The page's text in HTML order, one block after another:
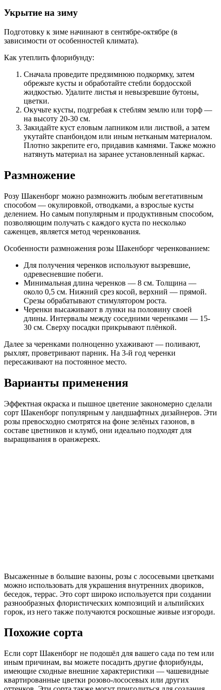
Укрытие на зиму
Подготовку к зиме начинают в сентябре-октябре (в
зависимости от особенностей климата).
Как утеплить флорибунду:
Сначала проведите предзимнюю подкормку, затем
обрежьте кусты и обработайте стебли бордосской
жидкостью. Удалите листья и невызревшие бутоны,
цветки.
Окучьте кусты, подгребая к стеблям землю или торф —
на высоту 20-30 см.
Закидайте куст еловым лапником или листвой, а затем
укутайте спанбондом или иным нетканым материалом.
Плотно закрепите его, придавив камнями. Также можно
натянуть материал на заранее установленный каркас.
Размножение
Розу Шакенборг можно размножить любым вегетативным
способом — окулировкой, отводками, а взрослые кусты
делением. Но самым популярным и продуктивным способом,
позволяющим получать с каждого куста по несколько
саженцев, является метод черенкования.
Особенности размножения розы Шакенборг черенкованием:
Для получения черенков используют вызревшие,
одревесневшие побеги.
Минимальная длина черенков — 8 см. Толщина —
около 0,5 см. Нижний срез косой, верхний — прямой.
Срезы обрабатывают стимулятором роста.
Черенки высаживают в лунки на половину своей
длины. Интервалы между соседними черенками — 15-
30 см. Сверху посадки прикрывают плёнкой.
Далее за черенками полноценно ухаживают — поливают,
рыхлят, проветривают парник. На 3-й год черенки
пересаживают на постоянное место.
Варианты применения
Эффектная окраска и пышное цветение закономерно сделали
сорт Шакенборг популярным у ландшафтных дизайнеров. Эти
розы превосходно смотрятся на фоне зелёных газонов, в
составе цветников и клумб, они идеально подходят для
выращивания в оранжереях.
Высаженные в большие вазоны, розы с лососевыми цветками
можно использовать для украшения внутренних двориков,
беседок, террас. Это сорт широко используется при создании
разнообразных флористических композиций и альпийских
горок, из него также получаются роскошные живые изгороди.
Похожие сорта
Если сорт Шакенборг не подошёл для вашего сада по тем или
иным причинам, вы можете посадить другие флорибунды,
имеющие сходные внешние характеристики — чашевидные
квартированные цветки розово-лососевых или других